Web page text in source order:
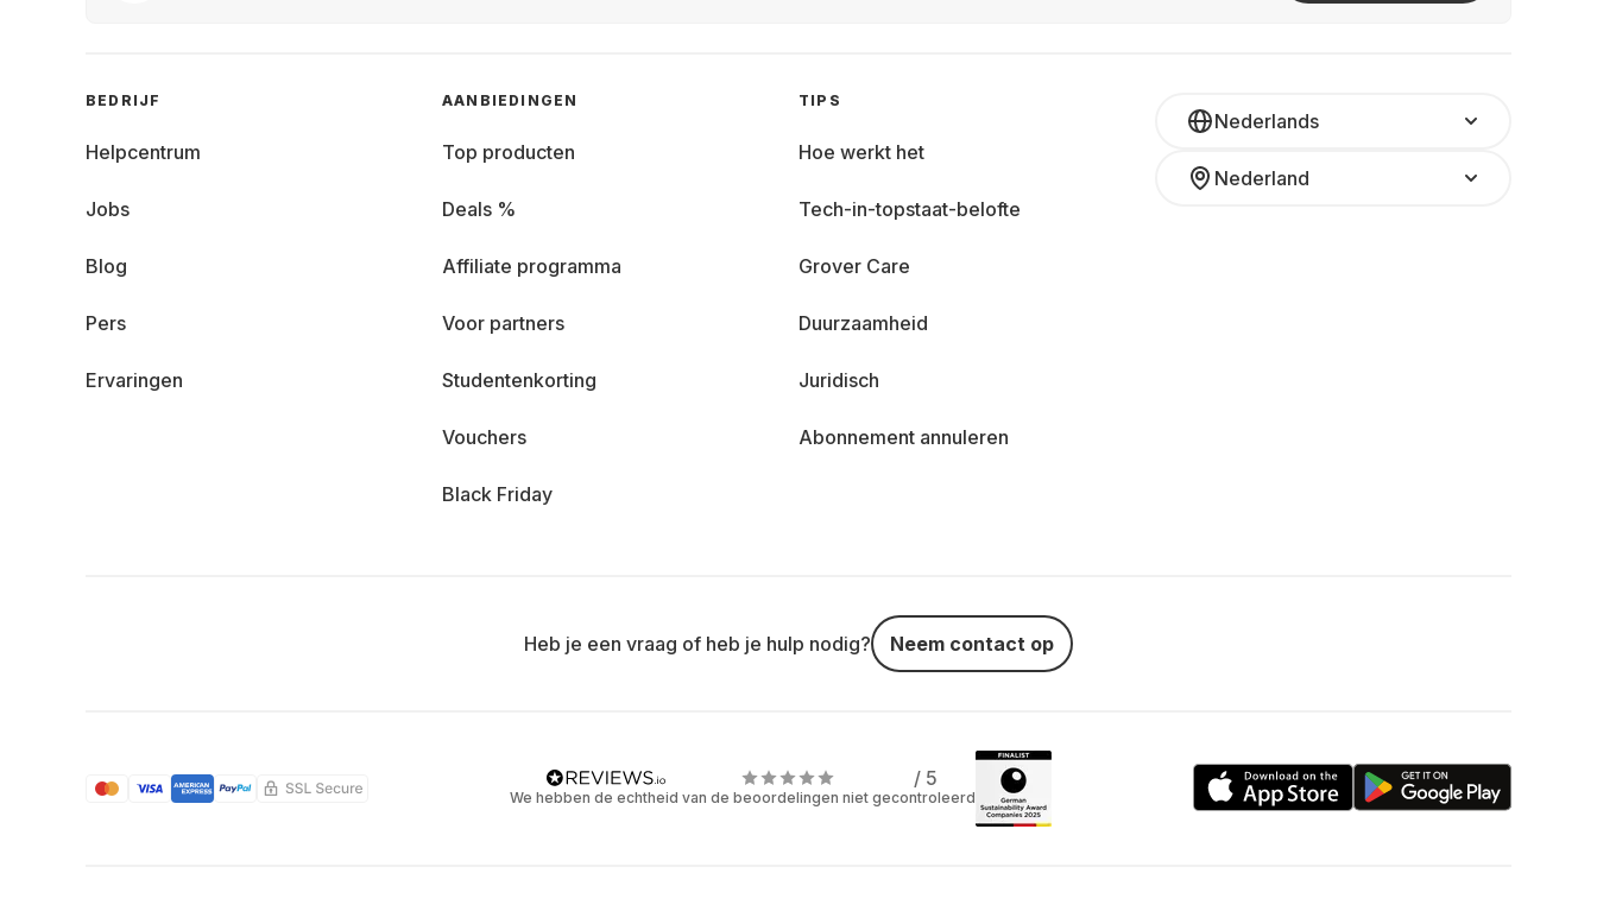
Nederlands
Nederland
BEDRIJF
Helpcentrum
Jobs
Blog
Pers
Ervaringen
AANBIEDINGEN
Top producten
Deals %
Affiliate programma
Voor partners
Studentenkorting
Vouchers
Black Friday
TIPS
Hoe werkt het
Tech-in-topstaat-belofte
Grover Care
Duurzaamheid
Juridisch
Abonnement annuleren
Heb je een vraag of heb je hulp nodig? Neem contact op
/ 5
We hebben de echtheid van de beoordelingen niet gecontroleerd